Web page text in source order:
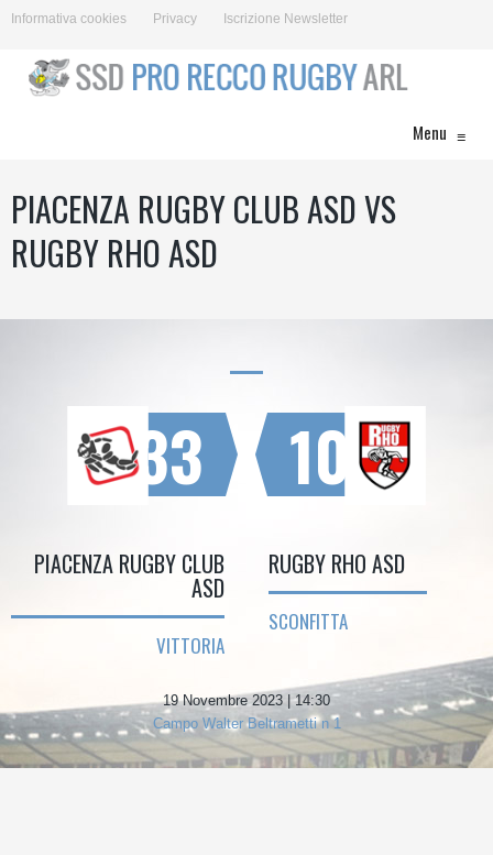
Informativa cookies Privacy Iscrizione Newsletter
Menu ≡
PIACENZA RUGBY CLUB ASD VS
RUGBY RHO ASD
33
PIACENZA RUGBY CLUB
ASD
VITTORIA
10
RUGBY RHO ASD
SCONFITTA
19 Novembre 2023 | 14:30
Campo Walter Beltrametti n 1